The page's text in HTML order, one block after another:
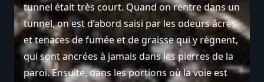
tunnel était très court. Quand on rentre dans un
tunnel, on est d’abord saisi par les odeurs âcres
et tenaces de fumée et de graisse qui y règnent,
qui sont ancrées à jamais dans les pierres de la
paroi. Ensuite, dans les portions où la voie est